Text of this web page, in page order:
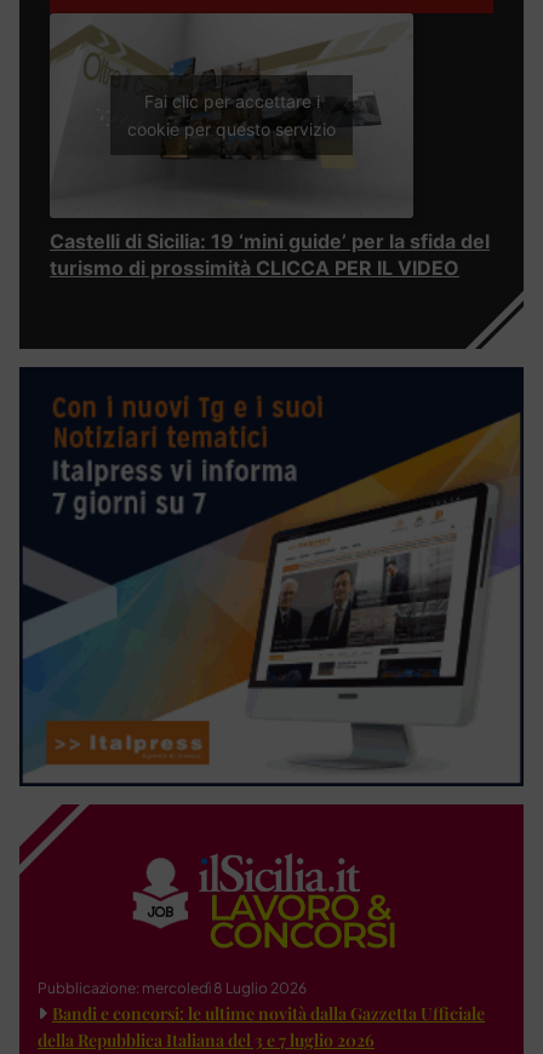
Fai clic per accettare i
cookie per questo servizio
Castelli di Sicilia: 19 ‘mini guide’ per la sfida del
turismo di prossimità CLICCA PER IL VIDEO
Pubblicazione: mercoledì 8 Luglio 2026
Bandi e concorsi: le ultime novità dalla Gazzetta Ufficiale
della Repubblica Italiana del 3 e 7 luglio 2026